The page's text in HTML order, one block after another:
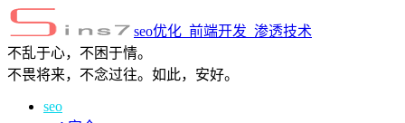
seo优化_前端开发_渗透技术
不乱于心，不困于情。
不畏将来，不念过往。如此，安好。
seo